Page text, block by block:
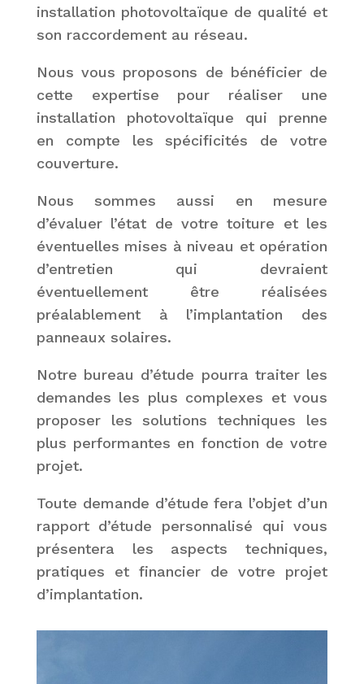
installation photovoltaïque de qualité et
son raccordement au réseau.
Nous vous proposons de bénéficier de
cette expertise pour réaliser une
installation photovoltaïque qui prenne
en compte les spécificités de votre
couverture.
Nous sommes aussi en mesure
d’évaluer l’état de votre toiture et les
éventuelles mises à niveau et opération
d’entretien qui devraient
éventuellement être réalisées
préalablement à l’implantation des
panneaux solaires.
Notre bureau d’étude pourra traiter les
demandes les plus complexes et vous
proposer les solutions techniques les
plus performantes en fonction de votre
projet.
Toute demande d’étude fera l’objet d’un
rapport d’étude personnalisé qui vous
présentera les aspects techniques,
pratiques et financier de votre projet
d’implantation.